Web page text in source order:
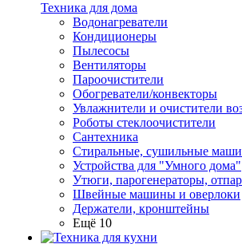
Техника для дома
Водонагреватели
Кондиционеры
Пылесосы
Вентиляторы
Пароочистители
Обогреватели/конвекторы
Увлажнители и очистители
Роботы стеклоочистители
Сантехника
Стиральные, сушильные
Устройства для "Умного дома"
Утюги, парогенераторы,
Швейные машины и оверлоки
Держатели, кронштейны
Ещё 10